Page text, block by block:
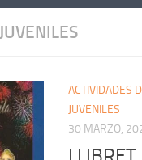
JUVENILES
ACTIVIDADES
JUVENILES
30 MARZO,